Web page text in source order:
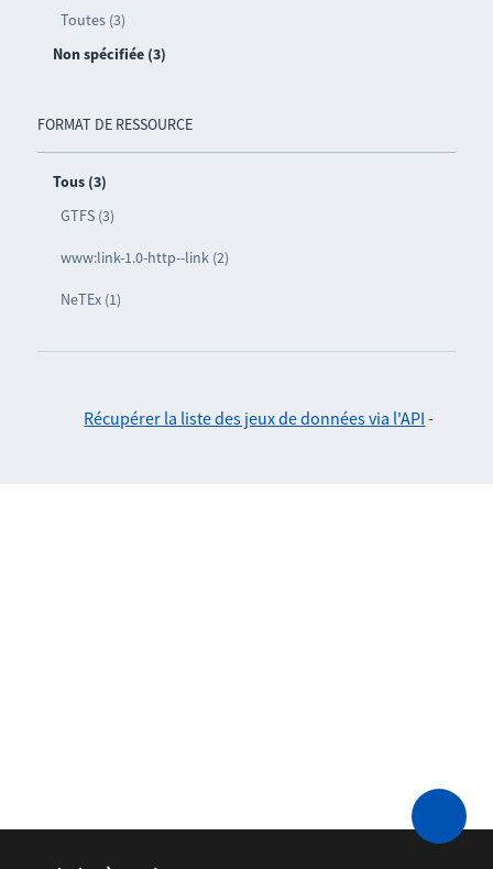
Toutes (3)
Non spécifiée (3)
FORMAT DE RESSOURCE
Tous (3)
GTFS (3)
www:link-1.0-http--link (2)
NeTEx (1)
Récupérer la liste des jeux de données via l'API -